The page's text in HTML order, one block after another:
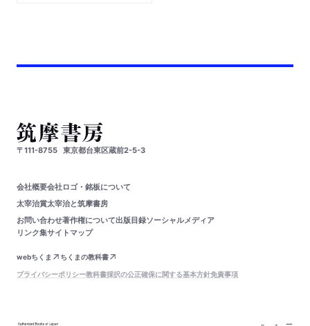
〒111-8755 東京都台東区蔵前2-5-3
会社概要会社ロゴ・銘板について
太宰治賞太宰治と筑摩書房
お問い合わせ著作権について出版目録ソーシャルメディア
リンク集サイトマップ
webちくま
ちくまの教科書
プライバシーポリシー教科書採択の公正確保に関する基本方針免責事項